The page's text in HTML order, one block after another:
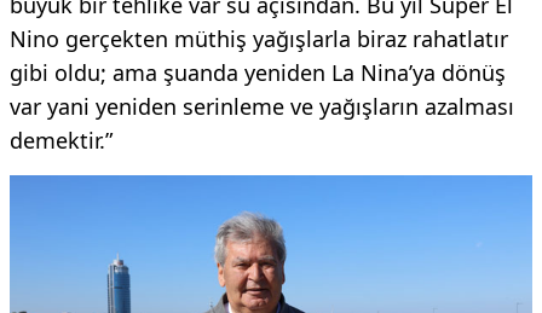
Nino gerçekten müthiş yağışlarla biraz rahatlatır
gibi oldu; ama şuanda yeniden La Nina’ya dönüş
var yani yeniden serinleme ve yağışların azalması
demektir.”